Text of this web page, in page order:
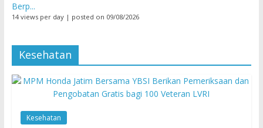
Berp...
14 views per day| posted on 09/08/2026
Kesehatan
Kesehatan